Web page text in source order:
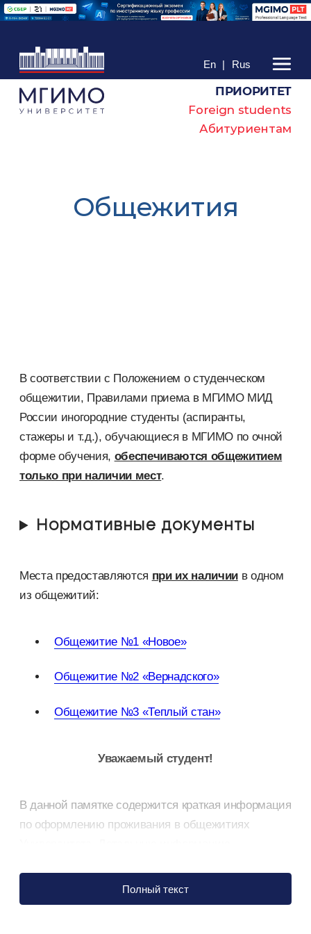
En | Rus
ПРИОРИТЕТ
Foreign students
Абитуриентам
Общежития
В соответствии с Положением о студенческом
общежитии, Правилами приема в МГИМО МИД
России иногородние студенты (аспиранты,
стажеры и т.д.), обучающиеся в МГИМО по очной
форме обучения, обеспечиваются общежитием
только при наличии мест.
Нормативные документы
Места предоставляются при их наличиив одном
из общежитий:
Общежитие №1 «Новое»
Общежитие №2 «Вернадского»
Общежитие №3 «Теплый стан»
Уважаемый студент!
В данной памятке содержится краткая информация
по оформлению проживания в общежитиях
в кабинетах №В132, №В133 и №В136 в здании
Общежития №1 «Новое» (тел: +7 495 439-72-05,
Полный текст